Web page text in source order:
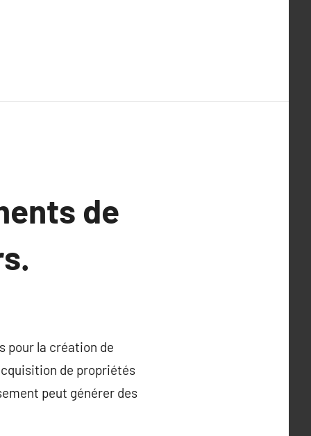
de
pour la création de
de propriétés
peut générer des